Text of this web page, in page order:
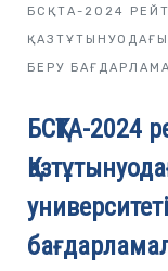
БСҚТА-2024
ҚАЗТҰТЫНУОДАҒЫ
БЕРУ
БСҚТА-2024